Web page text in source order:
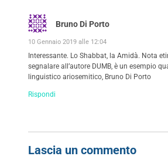
Bruno Di Porto
10 Gennaio 2019 alle 12:04
Interessante. Lo Shabbat, la Amidà. Nota
segnalare all’autore DUMB, è un esempio
linguistico ariosemitico, Bruno Di Porto
Rispondi
Lascia un commento